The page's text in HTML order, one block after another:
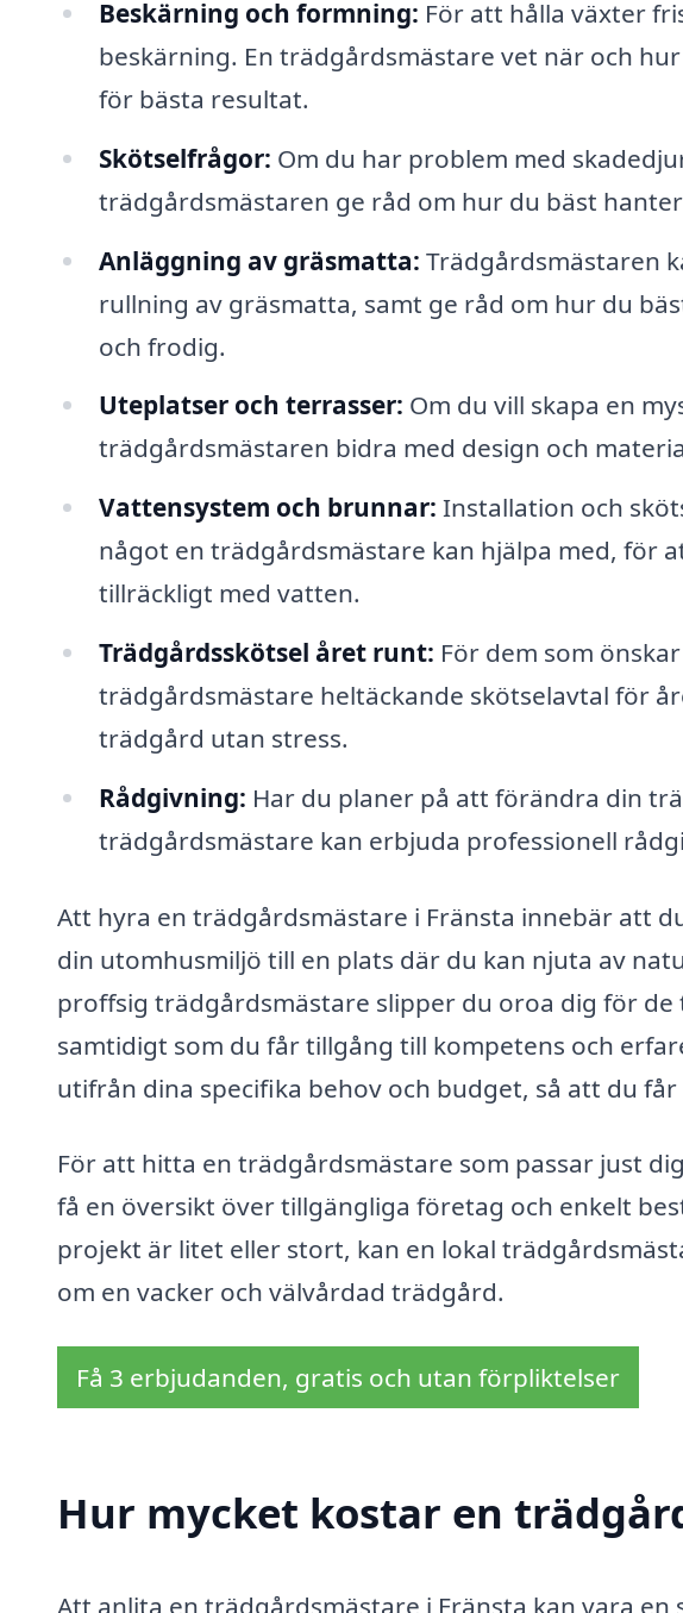
Beskärning och formning: För att hålla växter
beskärning. En trädgårdsmästare vet när och
för bästa resultat.
Skötselfrågor: Om du har problem med
trädgårdsmästaren ge råd om hur du bäst
Anläggning av gräsmatta: Trädgårdsmästaren
rullning av gräsmatta, samt ge råd om hur du
och frodig.
Uteplatser och terrasser: Om du vill skapa en
trädgårdsmästaren bidra med design och
Vattensystem och brunnar: Installation och
något en trädgårdsmästare kan hjälpa med, för
tillräckligt med vatten.
Trädgårdsskötsel året runt: För dem som
trädgårdsmästare heltäckande skötselavtal för
trädgård utan stress.
Rådgivning: Har du planer på att förändra din
trädgårdsmästare kan erbjuda professionell
Att hyra en trädgårdsmästare i Fränsta innebär att
din utomhusmiljö till en plats där du kan njuta av
proffsig trädgårdsmästare slipper du oroa dig för
samtidigt som du får tillgång till kompetens och
utifrån dina specifika behov och budget, så att du
För att hitta en trädgårdsmästare som passar just
få en översikt över tillgängliga företag och enkelt
projekt är litet eller stort, kan en lokal
om en vacker och välvårdad trädgård.
Få 3 erbjudanden, gratis och utan förpliktelser
Hur mycket kostar en
Att anlita en trädgårdsmästare i Fränsta kan vara